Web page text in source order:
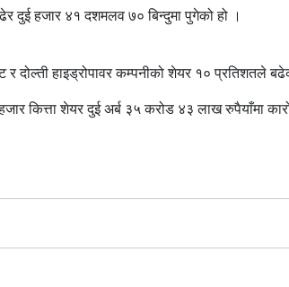
हजार ४१ दशमलव ७० बिन्दुमा पुगेको हो ।
दोल्ती हाइड्रोपावर कम्पनीको शेयर १० प्रतिशतले
कित्ता शेयर दुई अर्ब ३५ करोड ४३ लाख रुपैयाँमा